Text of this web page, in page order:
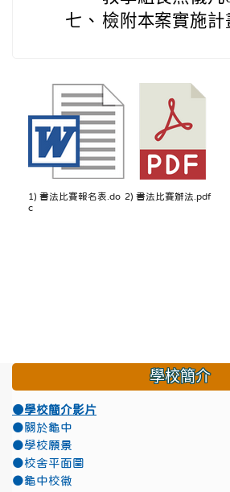
七、 檢附本案實施
1) 書法比賽報名表.do
c
2) 書法比賽辦法.pdf
學校簡介
●學校簡介影片
●關於龜中
●學校願景
●校舍平面圖
●龜中校徽